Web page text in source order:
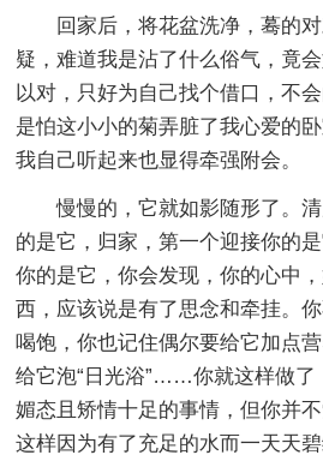
回家后，将花盆洗净，蓦的
疑，难道我是沾了什么俗气，竟
以对，只好为自己找个借口，不
是怕这小小的菊弄脏了我心爱的
我自己听起来也显得牵强附会。
慢慢的，它就如影随形了。
的是它，归家，第一个迎接你的
你的是它，你会发现，你的心中
西，应该说是有了思念和牵挂。
喝饱，你也记住偶尔要给它加点
给它泡“日光浴”……你就这样做了
媚态且矫情十足的事情，但你并
这样因为有了充足的水而一天天